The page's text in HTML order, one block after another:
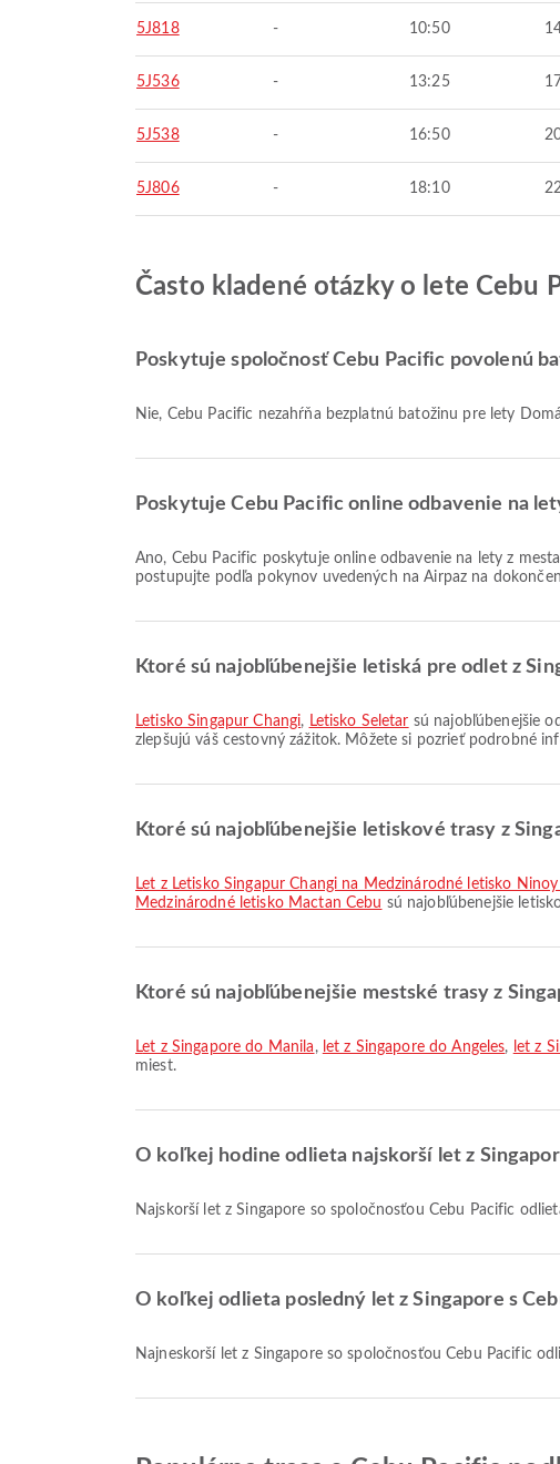
5J818 - 10:50
5J536 - 13:25
5J538 - 16:50
5J806 - 18:10
Často kladené otázky o lete Cebu
Poskytuje spoločnosť Cebu Pacific povolenú
Nie, Cebu Pacific nezahŕňa bezplatnú batožinu pre lety
Poskytuje Cebu Pacific online odbavenie na
Áno, Cebu Pacific poskytuje online odbavenie na lety z mesta Singapore, čo vám umožňuje pohodlne sa odbaviť na váš let prostredníctvom našej platformy. Jednoducho
postupujte podľa pokynov uvedených na Airpaz na
Ktoré sú najobľúbenejšie letiská pre odlet z
Letisko Singapur Changi, Letisko Seletar sú najobľúbenejšie
zlepšujú váš cestovný zážitok. Môžete si pozrieť podrobné
Ktoré sú najobľúbenejšie letiskové trasy z
let z Letisko Singapur Changi na Medzinárodné letisko
Medzinárodné letisko Mactan Cebu sú najobľúbenejšie
Ktoré sú najobľúbenejšie mestské trasy z
let z Singapore do Manila , let z Singapore do Angeles, let z
miest.
O koľkej hodine odlieta najskorší let z
Najskorší let z Singapore so spoločnosťou Cebu Pacific
O koľkej odlieta posledný let z Singapore s
Najneskorší let z Singapore so spoločnosťou Cebu Pacific